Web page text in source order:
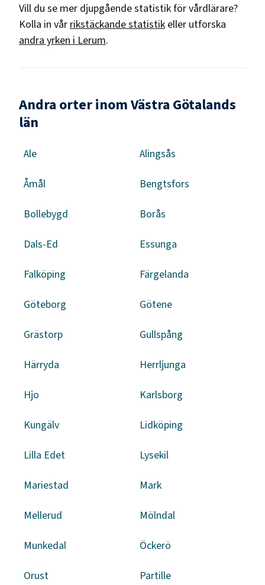
Vill du se mer djupgående statistik förvårdlärare?
Kolla in vår rikstäckande statistik eller utforska
andra yrken i Lerum.
Andra orter inom Västra Götalands
län
Ale Alingsås
Åmål Bengtsfors
Bollebygd Borås
Dals-Ed Essunga
Falköping Färgelanda
Göteborg Götene
Grästorp Gullspång
Härryda Herrljunga
Hjo Karlsborg
Kungälv Lidköping
Lilla Edet Lysekil
Mariestad Mark
Mellerud Mölndal
Munkedal Öckerö
Orust Partille